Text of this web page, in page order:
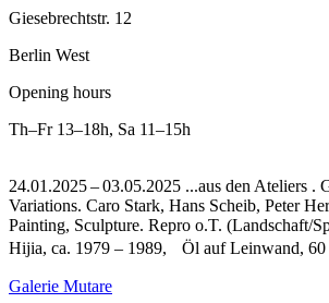
Giesebrechtstr. 12
Berlin West
Opening hours
Th–Fr 13–18h, Sa 11–15h
24.01.2025 – 03.05.2025 ...aus den Ateliers .
Variations. Caro Stark, Hans Scheib, Peter
Painting, Sculpture. Repro o.T. (Landschaft/
Hijia, ca. 1979 – 1989, Öl auf Leinwand, 60
Galerie Mutare